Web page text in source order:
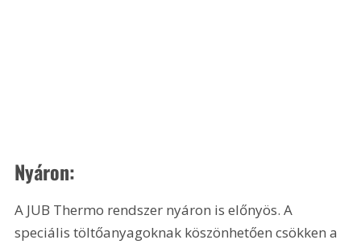
Nyáron:
A JUB Thermo rendszer nyáron is előnyös. A
speciális töltőanyagoknak köszönhetően csökken a